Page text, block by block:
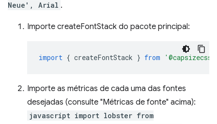
Neue', Arial .
Importe createFontStack do pacote principal:
import { createFontStack } from
Importe as métricas de cada uma das fontes
desejadas (consulte "Métricas de fonte" acima):
javascript import lobster from